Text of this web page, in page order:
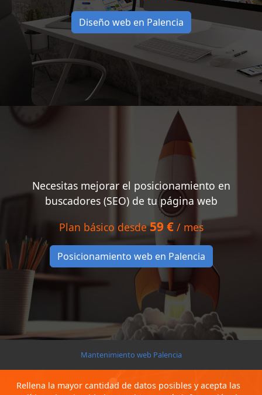
Diseño web en Palencia
Necesitas mejorar el posicionamiento en
buscadores (SEO) de tu página web
Plan básico desde59 €/ mes
Posicionamiento web en Palencia
Mantenimiento web Palencia
Rellena la mayor cantidad de datos posibles y acepta las